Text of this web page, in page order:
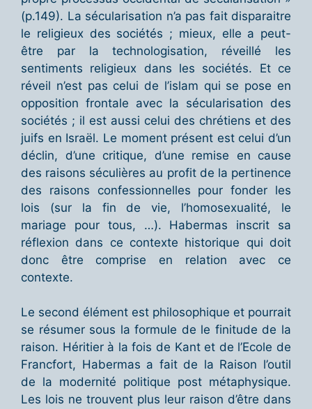
(p.149). La sécularisation n’a pas fait disparaitre
le religieux des sociétés ; mieux, elle a peut-
être par la technologisation, réveillé les
sentiments religieux dans les sociétés. Et ce
réveil n’est pas celui de l’islam qui se pose en
opposition frontale avec la sécularisation des
sociétés ; il est aussi celui des chrétiens et des
juifs en Israël. Le moment présent est celui d’un
déclin, d’une critique, d’une remise en cause
des raisons séculières au profit de la pertinence
des raisons confessionnelles pour fonder les
lois (sur la fin de vie, l’homosexualité, le
mariage pour tous, …). Habermas inscrit sa
réflexion dans ce contexte historique qui doit
donc être comprise en relation avec ce
contexte.
Le second élément est philosophique et pourrait
se résumer sous la formule de le finitude de la
raison. Héritier à la fois de Kant et de l’Ecole de
Francfort, Habermas a fait de la Raison l’outil
de la modernité politique post métaphysique.
Les lois ne trouvent plus leur raison d’être dans